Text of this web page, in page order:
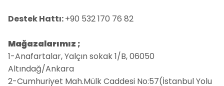
Destek Hattı:+90 532 170 76 82
Mağazalarımız ;
1-Anafartalar, Yalçın sokak 1/B, 06050
Altındağ/Ankara
2-Cumhuriyet Mah.Mülk Caddesi No:57(İstanbul Yolu